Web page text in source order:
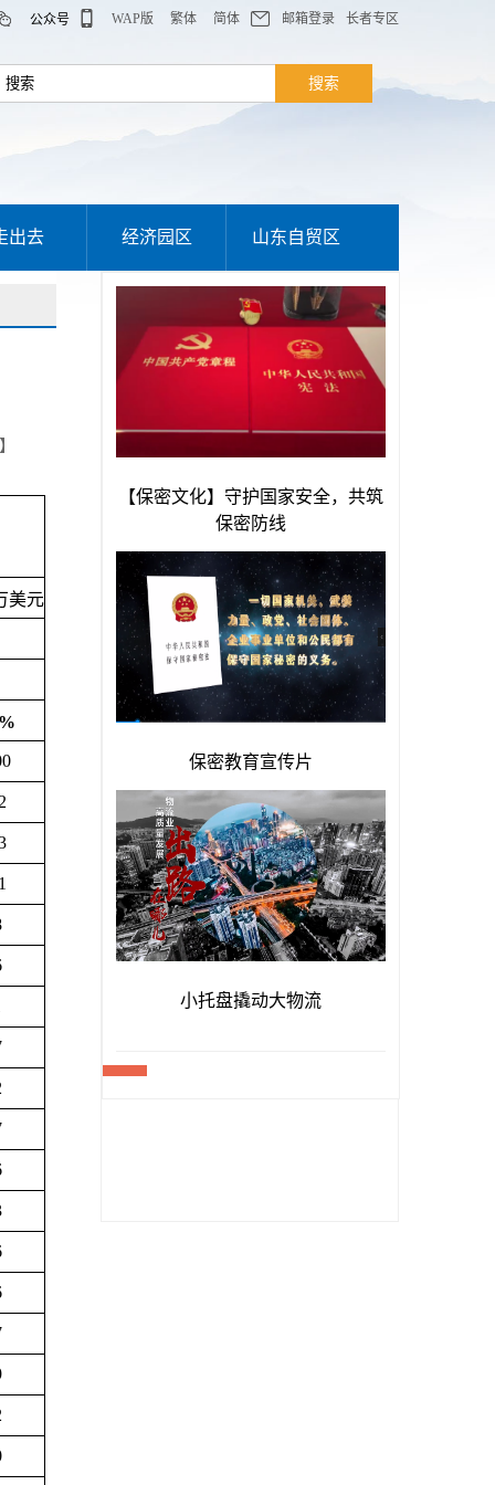
公众号 WAP版 繁体 简体 邮箱登录 长者专区
出去 经济园区 山东自贸区
美元